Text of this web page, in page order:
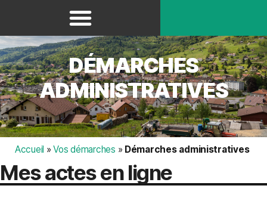
DÉMARCHES
ADMINISTRATIVES
Accueil »Vos démarches » Démarches administratives
Mes actes en ligne